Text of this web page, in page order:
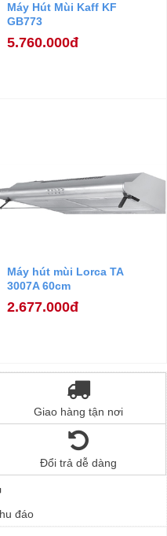
Máy Hút Mùi Kaff KF
GB773
5.760.000đ
Máy hút mùi Lorca TA
3007A 60cm
2.677.000đ
Giao hàng tận nơi
Đổi trả dễ dàng
đáo